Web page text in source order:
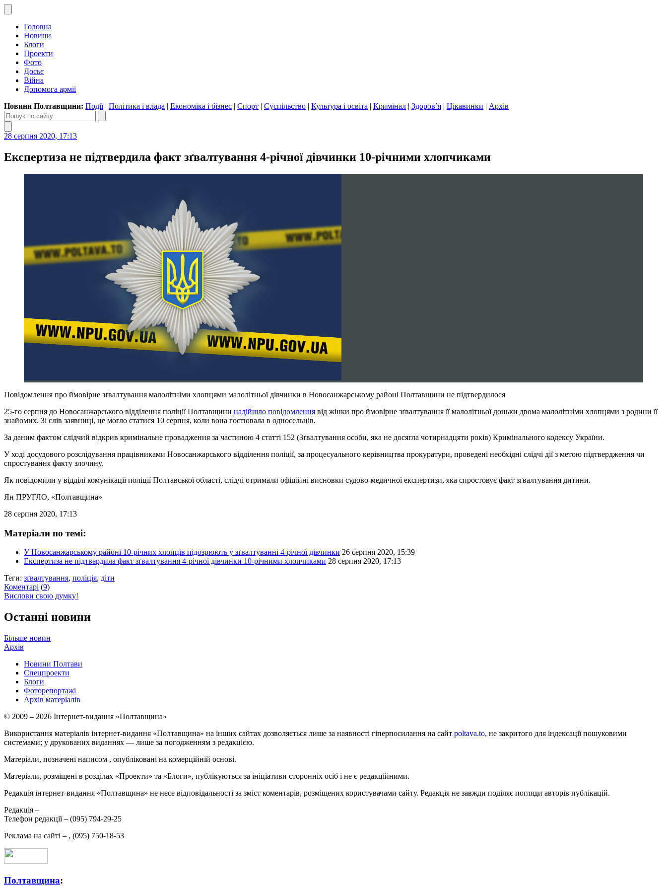
Головна
Новини
Блоги
Проекти
Фото
Досьє
Війна
Допомога армії
Новини Полтавщини: Події| Політика і влада | Економіка і бізнес | Спорт | Суспільство | Культура і освіта | Кримінал | Здоров’я | Цікавинки | Архів
28 серпня 2020, 17:13
Експертиза не підтвердила факт зґвалтування 4-річної дівчинки 10-річними хлопчиками
Повідомлення про ймовірне зґвалтування малолітніми хлопцями малолітньої дівчинки в Новосанжарському районі Полтавщини не підтвердилося
25-го серпня до Новосанжарського відділення поліції Полтавщини надійшло повідомлення від жінки про ймовірне зґвалтування її малолітньої доньки двома малолітніми хлопцями з родини її
знайомих. Зі слів заявниці, це могло статися 10 серпня, коли вона гостювала в односельців.
За даним фактом слідчий відкрив кримінальне провадження за частиною 4 статті 152 (Зґвалтування особи, яка не досягла чотирнадцяти років) Кримінального кодексу України.
У ході досудового розслідування працівниками Новосанжарського відділення поліції, за процесуального керівництва прокуратури, проведені необхідні слідчі дії з метою підтвердження чи
спростування факту злочину.
Як повідомили у відділі комунікації поліції Полтавської області, слідчі отримали офіційні висновки судово-медичної експертизи, яка спростовує факт зґвалтування дитини.
Ян ПРУГЛО, «Полтавщина»
28 серпня 2020, 17:13
Матеріали по темі:
У Новосанжарському районі 10-річних хлопців підозрюють у зґвалтуванні 4-річної дівчинки 26 серпня 2020, 15:39
Експертиза не підтвердила факт зґвалтування 4-річної дівчинки 10-річними хлопчиками 28 серпня 2020, 17:13
Теги: зґвалтування, поліція, діти
Коментарі (9)
Вислови свою думку!
Останні новини
Більше новин
Архів
Новини Полтави
Спецпроекти
Блоги
Фоторепортажі
Архів матеріалів
© 2009 – 2026 Інтернет-видання «Полтавщина»
Використання матеріалів інтернет-видання «Полтавщина» на інших сайтах дозволяється лише за наявності гіперпосилання на сайт poltava.to, не закритого для індексації пошуковими
системами; у друкованих виданнях — лише за погодженням з редакцією.
Матеріали, позначені написом , опубліковані на комерційній основі.
Матеріали, розміщені в розділах «Проекти» та «Блоги», публікуються за ініціативи сторонніх осіб і не є редакційними.
Редакція інтернет-видання «Полтавщина» не несе відповідальності за зміст коментарів, розміщених користувачами сайту. Редакція не завжди поділяє погляди авторів публікацій.
Редакція –
Телефон редакції – (095) 794-29-25
Реклама на сайті – , (095) 750-18-53
Полтавщина: